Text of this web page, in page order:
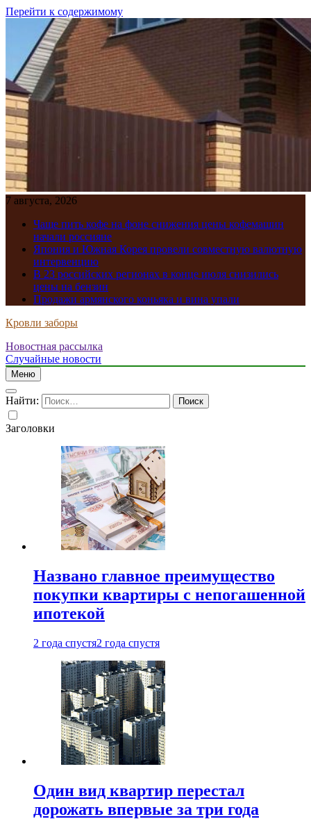
Перейти к содержимому
7 августа, 2026
Чаще пить кофе на фоне снижения цены кофемашин
начали россияне
Япония и Южная Корея провели совместную валютную
интервенцию
В 23 российских регионах в конце июля снизились
цены на бензин
Продажи армянского коньяка и вина упали
Кровли заборы
Новостная рассылка
Случайные новости
Меню
Найти:
Заголовки
Названо главное преимущество
покупки квартиры с непогашенной
ипотекой
2 года спустя2 года спустя
Один вид квартир перестал
дорожать впервые за три года